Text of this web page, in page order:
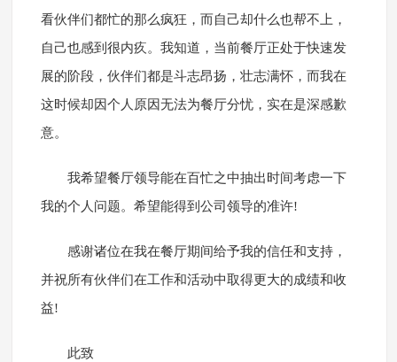
看伙伴们都忙的那么疯狂，而自己却什么也帮不上，
自己也感到很内疚。我知道，当前餐厅正处于快速发
展的阶段，伙伴们都是斗志昂扬，壮志满怀，而我在
这时候却因个人原因无法为餐厅分忧，实在是深感歉
意。
我希望餐厅领导能在百忙之中抽出时间考虑一下
我的个人问题。希望能得到公司领导的准许!
感谢诸位在我在餐厅期间给予我的信任和支持，
并祝所有伙伴们在工作和活动中取得更大的成绩和收
益!
此致